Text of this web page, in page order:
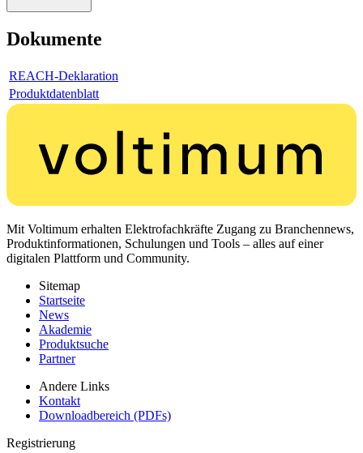
Dokumente
REACH-Deklaration
Produktdatenblatt
Mit Voltimum erhalten Elektrofachkräfte Zugang zu Branchennews,
Produktinformationen, Schulungen und Tools – alles auf einer
digitalen Plattform und Community.
Sitemap
Startseite
News
Akademie
Produktsuche
Partner
Andere Links
Kontakt
Downloadbereich (PDFs)
Registrierung